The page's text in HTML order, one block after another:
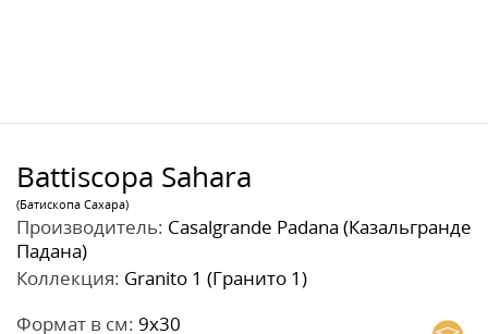
Battiscopa Sahara
(Батископа Сахара)
Производитель: Casalgrande Padana (Казальгранде
Падана)
Коллекция: Granito 1 (Гранито 1)
Формат в см: 9x30